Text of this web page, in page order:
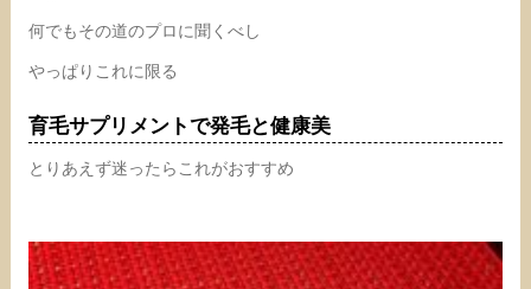
何でもその道のプロに聞くべし
やっぱりこれに限る
育毛サプリメントで発毛と健康美
とりあえず迷ったらこれがおすすめ